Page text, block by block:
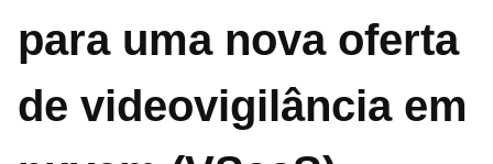
para uma nova oferta
de videovigilância em